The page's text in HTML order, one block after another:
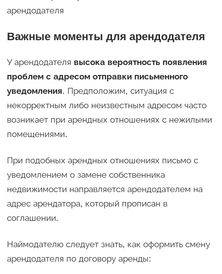
арендодателя
Важные моменты для арендодателя
У арендодателя высока вероятность появления
проблем с адресом отправки письменного
уведомления. Предположим, ситуация с
некорректным либо неизвестным адресом часто
возникает при арендных отношениях с нежилыми
помещениями.
При подобных арендных отношениях письмо с
уведомлением о замене собственника
недвижимости направляется арендодателем на
адрес арендатора, который прописан в
соглашении.
Наймодателю следует знать, как оформить смену
арендодателя по договору аренды: